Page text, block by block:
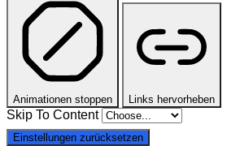
Animationen stoppen Links hervorheben
Skip To Content
Einstellungen zurücksetzen